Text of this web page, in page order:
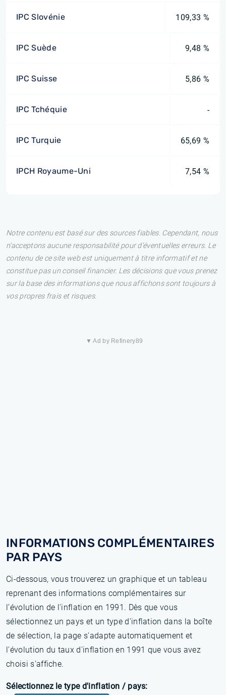
IPC Slovénie 109,33 %
IPC Suède 9,48 %
IPC Suisse 5,86 %
IPC Tchéquie -
IPC Turquie 65,69 %
IPCH Royaume-Uni 7,54 %
Notre contenu est basé sur des sources fiables. Cependant, nous
n'acceptons aucune responsabilité pour d'éventuelles erreurs. Le
contenu de ce site web est uniquement à titre informatif et ne
constitue pas un conseil financier. Les décisions que vous prenez
sur la base des informations que nous affichons sont toujours à
vos propres frais et risques.
▼ Ad by Refinery89
INFORMATIONS COMPLÉMENTAIRES
PAR PAYS
Ci-dessous, vous trouverez un graphique et un tableau
reprenant des informations complémentaires sur
l’évolution de l'inflation en 1991. Dès que vous
sélectionnez un pays et un type d'inflation dans la boîte
de sélection, la page s'adapte automatiquement et
l'évolution du taux d'inflation en 1991 que vous avez
choisi s'affiche.
Sélectionnez le type d'inflation / pays: